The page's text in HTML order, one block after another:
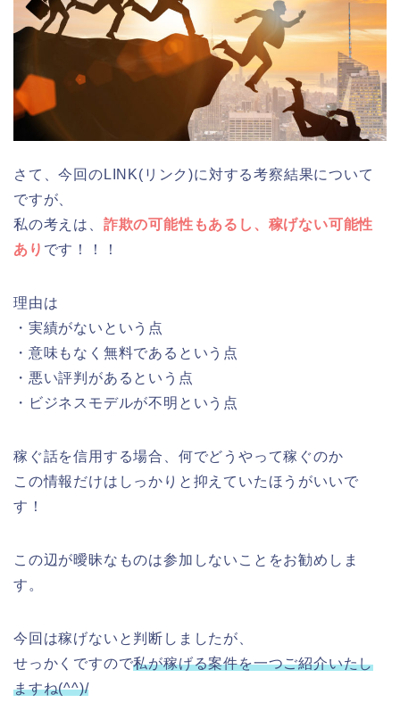
さて、今回のLINK(リンク)に対する考察結果について
ですが、
私の考えは、 詐欺の可能性もあるし、稼げない可能性
あり です！！！
理由は
・実績がないという点
・意味もなく無料であるという点
・悪い評判があるという点
・ビジネスモデルが不明という点
稼ぐ話を信用する場合、何でどうやって稼ぐのか
この情報だけはしっかりと抑えていたほうがいいで
す！
この辺が曖昧なものは参加しないことをお勧めしま
す。
今回は稼げないと判断しましたが、
せっかくですので私が稼げる案件を一つご紹介いたし
ますね(^^)/